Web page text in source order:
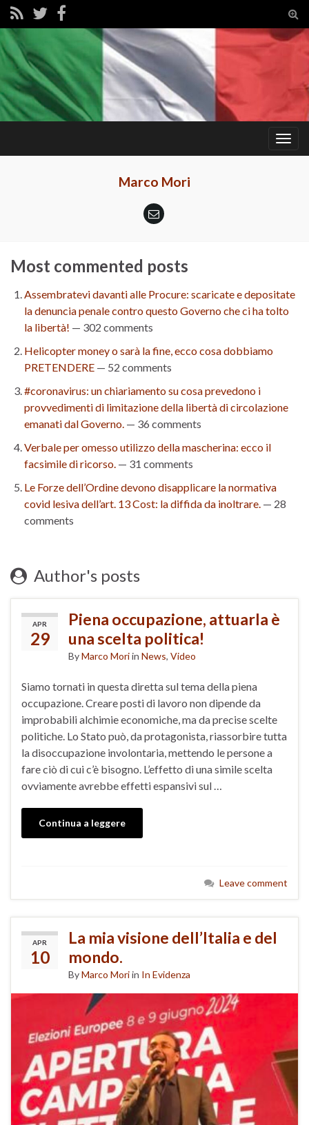
Marco Mori
Most commented posts
Assembratevi davanti alle Procure: scaricate e depositate
la denuncia penale contro questo Governo che ci ha tolto
la libertà! — 302 comments
Helicopter money o sarà la fine, ecco cosa dobbiamo
PRETENDERE — 52 comments
#coronavirus: un chiariamento su cosa prevedono i
provvedimenti di limitazione della libertà di circolazione
emanati dal Governo. — 36 comments
Verbale per omesso utilizzo della mascherina: ecco il
facsimile di ricorso. — 31 comments
Le Forze dell’Ordine devono disapplicare la normativa
covid lesiva dell’art. 13 Cost: la diffida da inoltrare. — 28
comments
Author's posts
APR
29
Piena occupazione, attuarla è
una scelta politica!
ByMarco Moriin News, Video
Siamo tornati in questa diretta sul tema della piena
occupazione. Creare posti di lavoro non dipende da
improbabili alchimie economiche, ma da precise scelte
politiche. Lo Stato può, da protagonista, riassorbire tutta
la disoccupazione involontaria, mettendo le persone a
fare ciò di cui c’è bisogno. L’effetto di una simile scelta
ovviamente avrebbe effetti espansivi sul …
Continua a leggere
Leave comment
APR
10
La mia visione dell’Italia e del
mondo.
ByMarco Moriin In Evidenza